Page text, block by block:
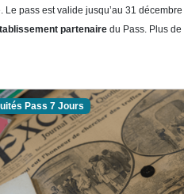
pass est valide jusqu’au 31
partenaire du Pass. Plus
Pass 7 Jours